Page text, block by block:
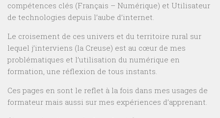
compétences clés (Français – Numérique) et Utilisateur
de technologies depuis l’aube d’internet.
Le croisement de ces univers et du territoire rural sur
lequel j’interviens (la Creuse) est au cœur de mes
problématiques et l’utilisation du numérique en
formation, une réflexion de tous instants.
Ces pages en sont le reflet à la fois dans mes usages de
formateur mais aussi sur mes expériences d’apprenant.